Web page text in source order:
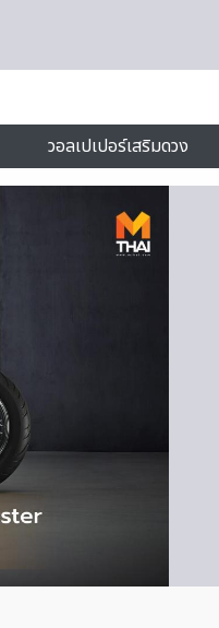
วอลเปเปอร์เสริมดวง